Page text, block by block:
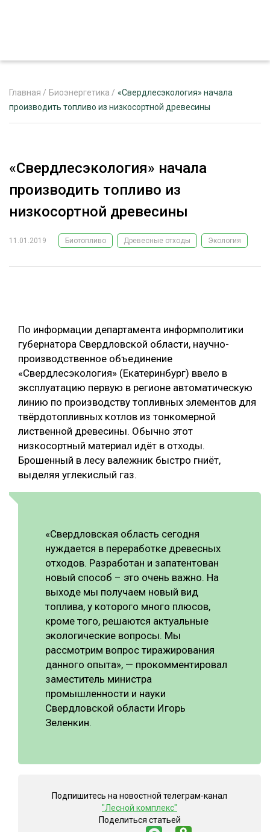
РЕКЛАМОДАТЕЛЯМ
ЛЕСНОЕ ХОЗЯЙСТВО
ЛЕСОЗАГОТОВКА
БИОЭНЕРГЕТИКА
ЛЕСОВОССТАНОВЛЕНИЕ И ЗАЩИТА
ЛОГИСТИКА
ПРОИЗВОДСТВО ДРЕВЕСНЫХ ПЛИТ
ЦБП
КОМПЛЕКСНАЯ ПЕРЕРАБОТКА
ЛЕСОПИЛЕНИЕ
ДЕРЕВЯННОЕ ДОМОСТРОЕНИЕ
СОРТИРОВКА ДРЕВЕСИНЫ
СУШКА ДРЕВЕСИНЫ
МЕБЕЛЬНОЕ ПРОИЗВОДСТВО
ТЕМАТИЧЕСКИЕ ПРОЕКТЫ
ПОДБОРКИ СТАТЕЙ
ЭКСПЕРТНОЕ МНЕНИЕ
Главная / Биоэнергетика / «Свердлесэкология» начала
производить топливо из низкосортной древесины
«Свердлесэкология» начала
производить топливо из
низкосортной древесины
11.01.2019 Биотопливо Древесные отходы Экология
По информации департамента информполитики
губернатора Свердловской области, научно-
производственное объединение
«Свердлесэкология» (Екатеринбург) ввело в
эксплуатацию первую в регионе автоматическую
линию по производству топливных элементов для
твёрдотопливных котлов из тонкомерной
лиственной древесины. Обычно этот
низкосортный материал идёт в отходы.
Брошенный в лесу валежник быстро гниёт,
выделяя углекислый газ.
«Свердловская область сегодня
нуждается в переработке древесных
отходов. Разработан и запатентован
новый способ – это очень важно. На
выходе мы получаем новый вид
топлива, у которого много плюсов,
кроме того, решаются актуальные
экологические вопросы. Мы
рассмотрим вопрос тиражирования
данного опыта», — прокомментировал
заместитель министра
промышленности и науки
Свердловской области Игорь
Зеленкин.
Подпишитесь на новостной телеграм-канал
"Лесной комплекс"
Поделиться статьей